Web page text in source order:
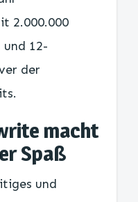
2.000.000
12-
der
macht
Spaß
und